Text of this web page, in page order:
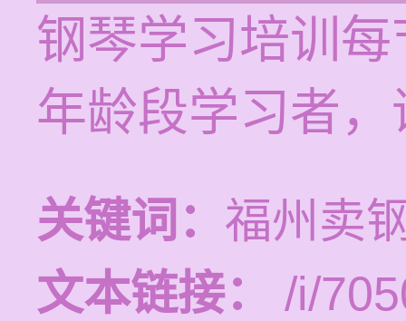
钢琴学习培训
年龄段学习者
关键词： 福州卖
文本链接：
/i/